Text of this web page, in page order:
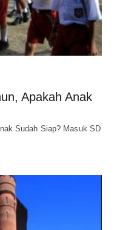
Apakah Anak
Sudah Siap? Masuk SD